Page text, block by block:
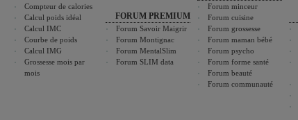
Compteur de calories
Calcul poids idéal
Calcul IMC
Courbe de poids
Calcul IMG
Grossesse mois par
mois
FORUM PREMIUM
Forum Savoir Maigrir
Forum Montignac
Forum MentalSlim
Forum SLIM data
Forum minceur
Forum cuisine
Forum grossesse
Forum maman bébé
Forum psycho
Forum forme santé
Forum beauté
Forum communauté